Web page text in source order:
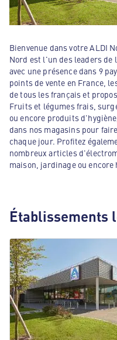
Bienvenue dans votre ALDI
Nord est l'un des leaders
avec une présence dans 9
points de vente en France,
de tous les français et
Fruits et légumes frais,
ou encore produits
dans nos magasins pour
chaque jour. Profitez
nombreux articles
maison, jardinage ou
Établissements